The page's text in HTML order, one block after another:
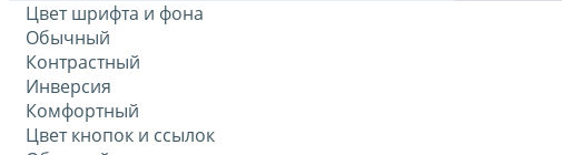
Цвет шрифта и фона
Обычный
Контрастный
Инверсия
Комфортный
Цвет кнопок и ссылок